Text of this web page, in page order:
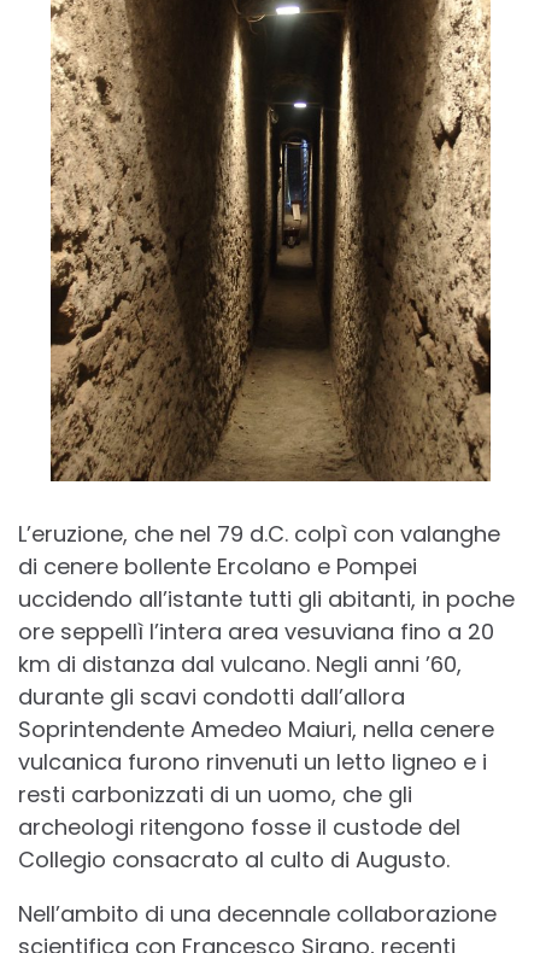
L’eruzione, che nel 79 d.C. colpì con valanghe
di cenere bollente Ercolano e Pompei
uccidendo all’istante tutti gli abitanti, in poche
ore seppellì l’intera area vesuviana fino a 20
km di distanza dal vulcano. Negli anni ’60,
durante gli scavi condotti dall’allora
Soprintendente Amedeo Maiuri, nella cenere
vulcanica furono rinvenuti un letto ligneo e i
resti carbonizzati di un uomo, che gli
archeologi ritengono fosse il custode del
Collegio consacrato al culto di Augusto.
Nell’ambito di una decennale collaborazione
scientifica con Francesco Sirano, recenti